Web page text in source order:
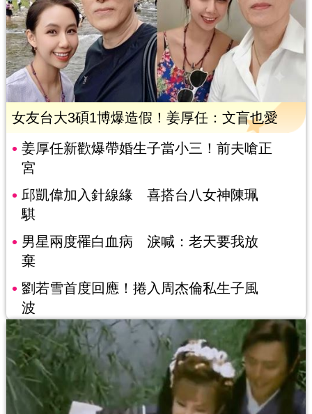
女友台大3碩1博爆造假！姜厚任：文盲也愛
姜厚任新歡爆帶婚生子當小三！前夫嗆正
宮
邱凱偉加入針線緣 喜搭台八女神陳珮
騏
男星兩度罹白血病 淚喊：老天要我放
棄
劉若雪首度回應！捲入周杰倫私生子風
波